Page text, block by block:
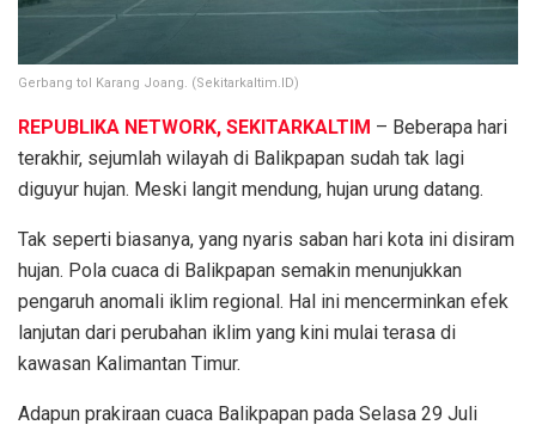
Gerbang tol Karang Joang. (Sekitarkaltim.ID)
REPUBLIKA NETWORK, SEKITARKALTIM – Beberapa hari
terakhir, sejumlah wilayah di Balikpapan sudah tak lagi
diguyur hujan. Meski langit mendung, hujan urung datang.
Tak seperti biasanya, yang nyaris saban hari kota ini disiram
hujan. Pola cuaca di Balikpapan semakin menunjukkan
pengaruh anomali iklim regional. Hal ini mencerminkan efek
lanjutan dari perubahan iklim yang kini mulai terasa di
kawasan Kalimantan Timur.
Adapun prakiraan cuaca Balikpapan pada Selasa 29 Juli